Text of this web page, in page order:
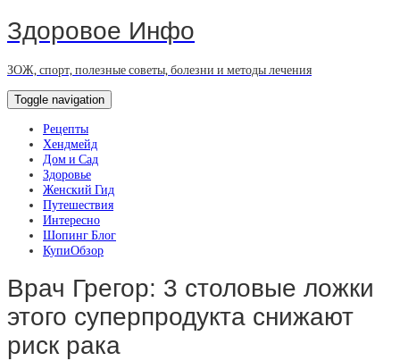
Здоровое Инфо
ЗОЖ, спорт, полезные советы, болезни и методы лечения
Toggle navigation
Рецепты
Хендмейд
Дом и Сад
Здоровье
Женский Гид
Путешествия
Интересно
Шопинг Блог
КупиОбзор
Врач Грегор: 3 столовые ложки
этого суперпродукта снижают
риск рака